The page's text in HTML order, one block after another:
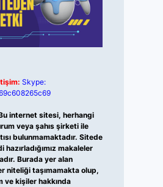
Skype:
internet sitesi, herhangi
veya şahıs şirketi ile
bulunmamaktadır. Sitede
hazırladığımız makaleler
Burada yer alan
niteliği taşımamakta olup,
ve kişiler hakkında